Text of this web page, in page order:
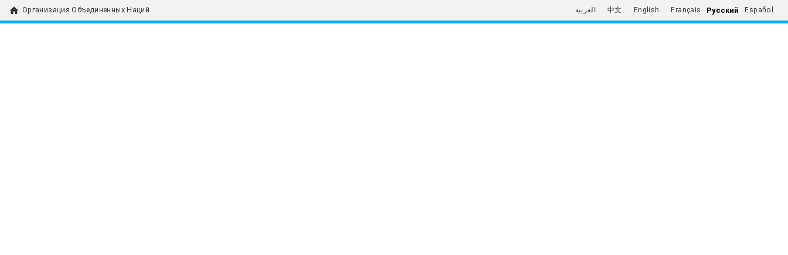
home Организация Объединенных Наций العربية 中文 English Français Русский Español